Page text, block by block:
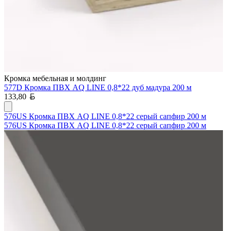
Кромка мебельная и молдинг
577D Кромка ПВХ AQ LINE 0,8*22 дуб мадура 200 м
133,80
576US Кромка ПВХ AQ LINE 0,8*22 серый сапфир 200 м
576US Кромка ПВХ AQ LINE 0,8*22 серый сапфир 200 м